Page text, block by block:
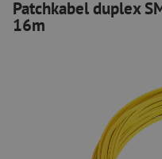
Patchkabel duplex
16m